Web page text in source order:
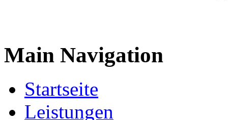
Main Navigation
Startseite
Leistungen